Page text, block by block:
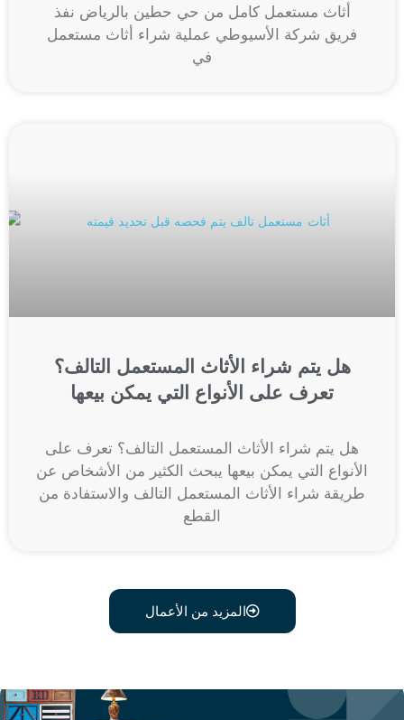
أثاث مستعمل كامل من حي حطين بالرياض نفذ
فريق شركة الأسيوطي عملية شراء أثاث مستعمل
في
هل يتم شراء الأثاث المستعمل التالف؟
تعرف على الأنواع التي يمكن بيعها
هل يتم شراء الأثاث المستعمل التالف؟ تعرف على
الأنواع التي يمكن بيعها يبحث الكثير من الأشخاص عن
طريقة شراء الأثاث المستعمل التالف والاستفادة من
القطع
المزيد من الأعمال